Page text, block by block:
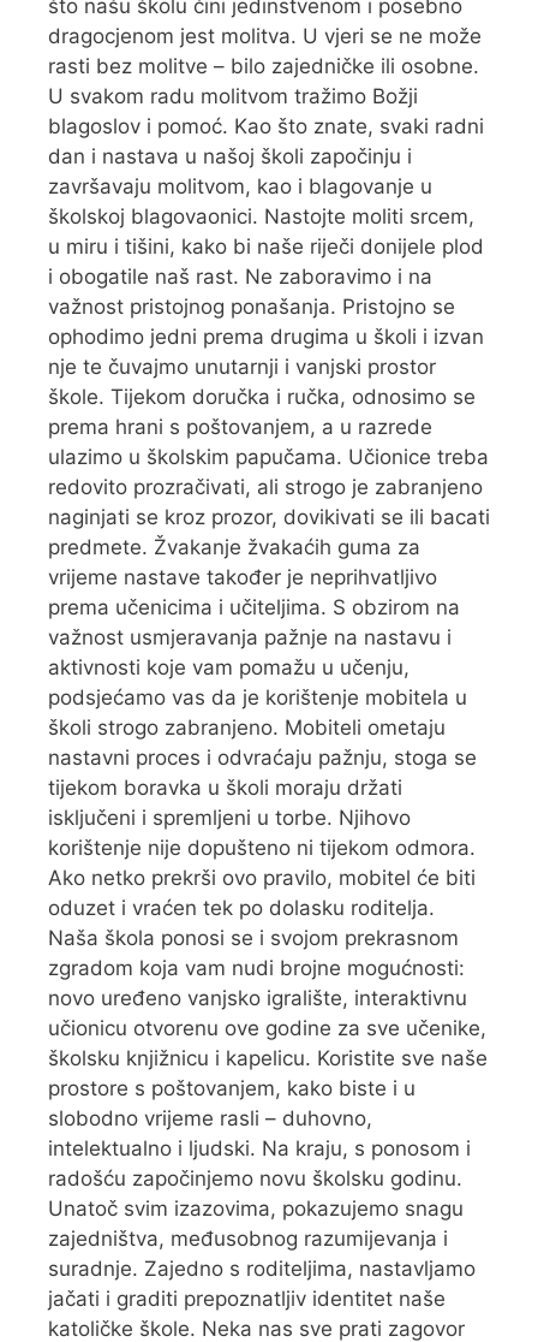
što našu školu čini jedinstvenom i posebno
dragocjenom jest molitva. U vjeri se ne može
rasti bez molitve – bilo zajedničke ili osobne.
U svakom radu molitvom tražimo Božji
blagoslov i pomoć. Kao što znate, svaki radni
dan i nastava u našoj školi započinju i
završavaju molitvom, kao i blagovanje u
školskoj blagovaonici. Nastojte moliti srcem,
u miru i tišini, kako bi naše riječi donijele plod
i obogatile naš rast. Ne zaboravimo i na
važnost pristojnog ponašanja. Pristojno se
ophodimo jedni prema drugima u školi i izvan
nje te čuvajmo unutarnji i vanjski prostor
škole. Tijekom doručka i ručka, odnosimo se
prema hrani s poštovanjem, a u razrede
ulazimo u školskim papučama. Učionice treba
redovito prozračivati, ali strogo je zabranjeno
naginjati se kroz prozor, dovikivati se ili bacati
predmete. Žvakanje žvakaćih guma za
vrijeme nastave također je neprihvatljivo
prema učenicima i učiteljima. S obzirom na
važnost usmjeravanja pažnje na nastavu i
aktivnosti koje vam pomažu u učenju,
podsjećamo vas da je korištenje mobitela u
školi strogo zabranjeno. Mobiteli ometaju
nastavni proces i odvraćaju pažnju, stoga se
tijekom boravka u školi moraju držati
isključeni i spremljeni u torbe. Njihovo
korištenje nije dopušteno ni tijekom odmora.
Ako netko prekrši ovo pravilo, mobitel će biti
oduzet i vraćen tek po dolasku roditelja.
Naša škola ponosi se i svojom prekrasnom
zgradom koja vam nudi brojne mogućnosti:
novo uređeno vanjsko igralište, interaktivnu
učionicu otvorenu ove godine za sve učenike,
školsku knjižnicu i kapelicu. Koristite sve naše
prostore s poštovanjem, kako biste i u
slobodno vrijeme rasli – duhovno,
intelektualno i ljudski. Na kraju, s ponosom i
radošću započinjemo novu školsku godinu.
Unatoč svim izazovima, pokazujemo snagu
zajedništva, međusobnog razumijevanja i
suradnje. Zajedno s roditeljima, nastavljamo
jačati i graditi prepoznatljiv identitet naše
katoličke škole. Neka nas sve prati zagovor